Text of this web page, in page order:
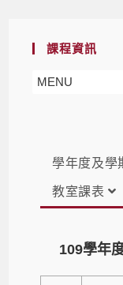
課程資訊
MENU
學年度及學
教室課表
109學年